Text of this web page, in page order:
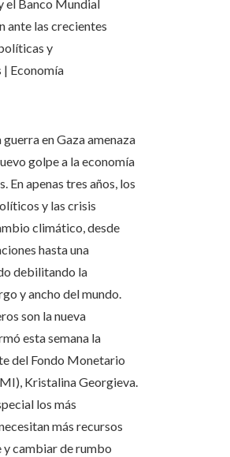
en Gaza amenaza
golpe a la economía
En apenas tres años, los
y las crisis
climático, desde
hasta una
debilitando la
y ancho del mundo.
son la nueva
esta semana la
del Fondo Monetario
Kristalina Georgieva.
los más
más recursos
cambiar de rumbo